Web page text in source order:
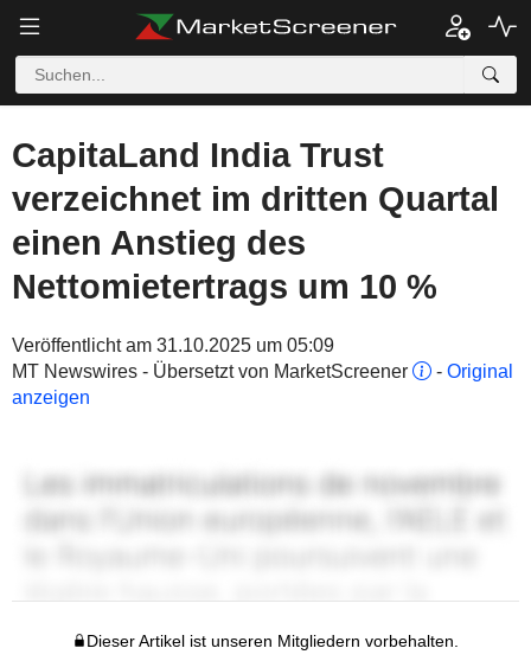
CapitaLand India Trust
verzeichnet im dritten Quartal
einen Anstieg des
Nettomietertrags um 10 %
Veröffentlicht am 31.10.2025 um 05:09
MT Newswires - Übersetzt von MarketScreener
- Original
anzeigen
Dieser Artikel ist unseren Mitgliedern vorbehalten.